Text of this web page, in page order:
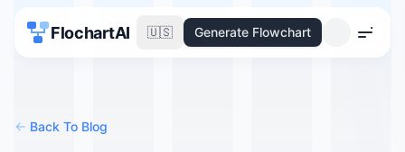
FlochartAI 🇺🇸 Generate Flowchart
Menu
<- Back To Blog